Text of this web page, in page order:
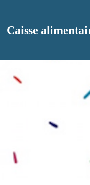
Caisse